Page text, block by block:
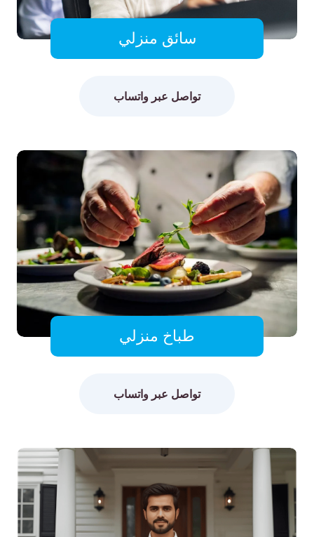
سائق منزلي
تواصل عبر واتساب
طباخ منزلي
تواصل عبر واتساب